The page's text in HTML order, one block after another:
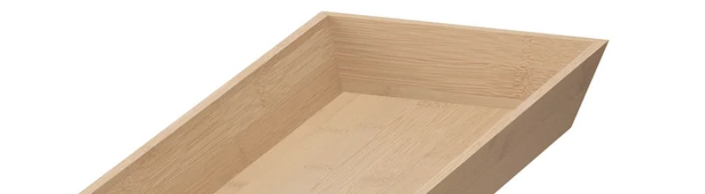
Image zoomed out, normal view